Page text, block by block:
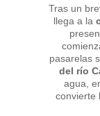
Tras un
llega a la
pasarelas
del río
agua,
convierte